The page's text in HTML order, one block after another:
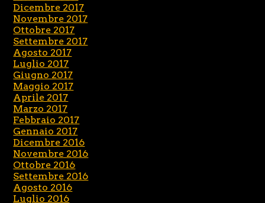
Dicembre 2017
Novembre 2017
Ottobre 2017
Settembre 2017
Agosto 2017
Luglio 2017
Giugno 2017
Maggio 2017
Aprile 2017
Marzo 2017
Febbraio 2017
Gennaio 2017
Dicembre 2016
Novembre 2016
Ottobre 2016
Settembre 2016
Agosto 2016
Luglio 2016